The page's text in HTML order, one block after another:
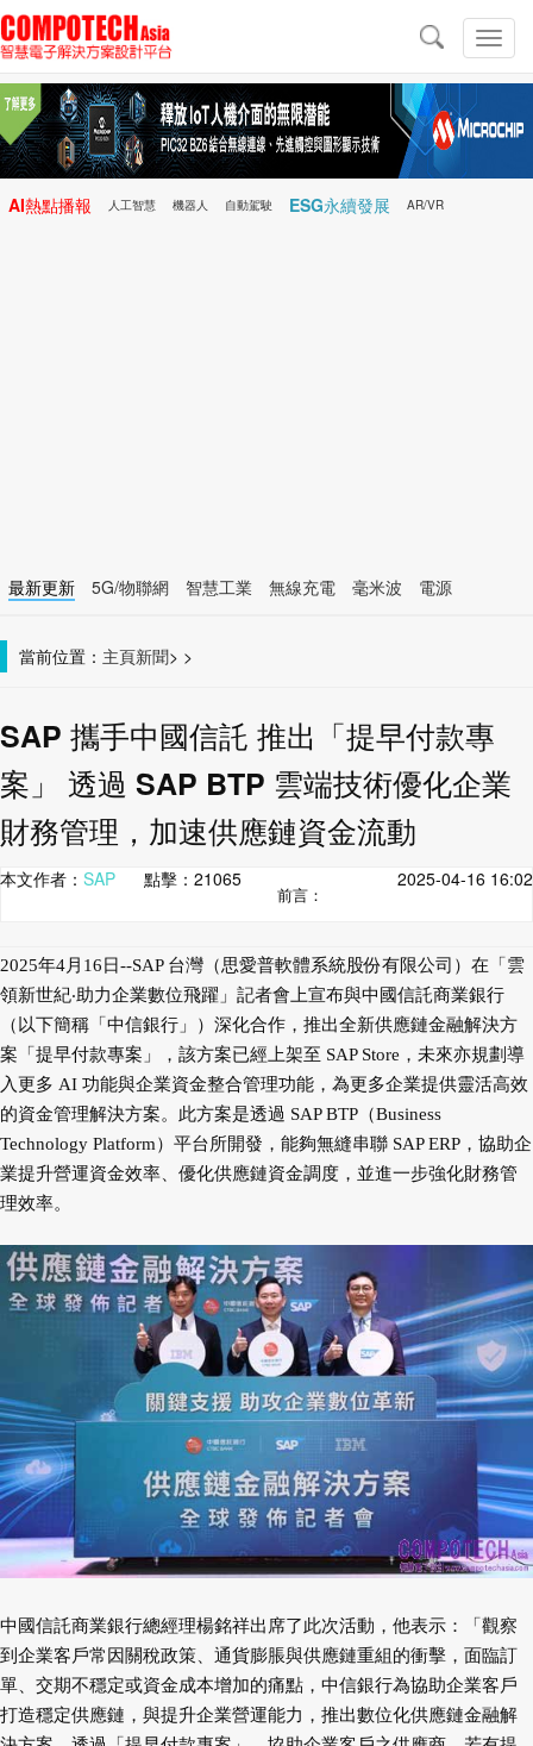
切
換
導
導
航
AI熱點播報 人工智慧 機器人 自動駕駛 ESG永續發展 AR/VR
最新更新 5G/物聯網 智慧工業 無線充電 毫米波
電源
當前位置： 主頁 >
新聞 >
SAP 攜手中國信託 推出「提早付款專
案」 透過 SAP BTP 雲端技術優化企業
財務管理，加速供應鏈資金流動
本文作者： SAP 點擊： 21065 2025-04-16 16:02
前言：
2025年4月16日--SAP 台灣（思愛普軟體系統股份有限公司）在「雲
領新世紀‧助力企業數位飛躍」記者會上宣布與中國信託商業銀行
（以下簡稱「中信銀行」）深化合作，推出全新供應鏈金融解決方
案「提早付款專案」，該方案已經上架至 SAP Store，未來亦規劃導
入更多 AI 功能與企業資金整合管理功能，為更多企業提供靈活高效
的資金管理解決方案。此方案是透過 SAP BTP（Business
Technology Platform）平台所開發，能夠無縫串聯 SAP ERP，協助企
業提升營運資金效率、優化供應鏈資金調度，並進一步強化財務管
理效率。
中國信託商業銀行總經理楊銘祥出席了此次活動，他表示：「觀察
到企業客戶常因關稅政策、通貨膨脹與供應鏈重組的衝擊，面臨訂
單、交期不穩定或資金成本增加的痛點，中信銀行為協助企業客戶
打造穩定供應鏈，與提升企業營運能力，推出數位化供應鏈金融解